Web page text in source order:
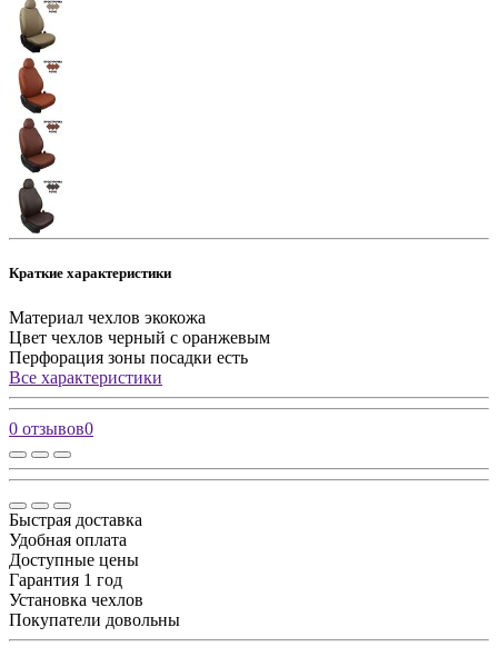
Краткие характеристики
Материал чехлов экокожа
Цвет чехлов черный с оранжевым
Перфорация зоны посадки есть
Все характеристики
0 отзывов0
Быстрая доставка
Удобная оплата
Доступные цены
Гарантия 1 год
Установка чехлов
Покупатели довольны